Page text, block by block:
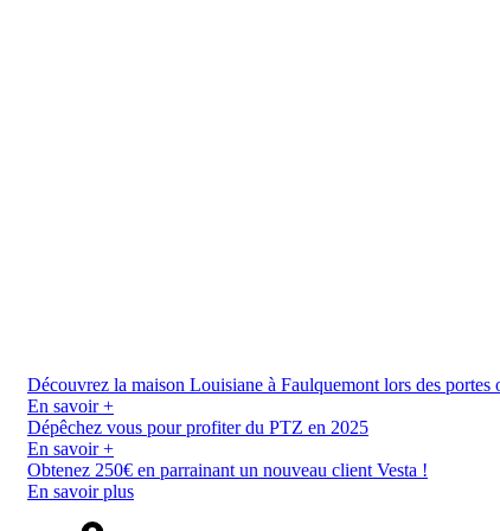
Découvrez la maison Louisiane à Faulquemont lors des
En savoir +
Dépêchez vous pour profiter du PTZ en 2025
En savoir +
Obtenez 250€ en parrainant un nouveau client Vesta !
En savoir plus